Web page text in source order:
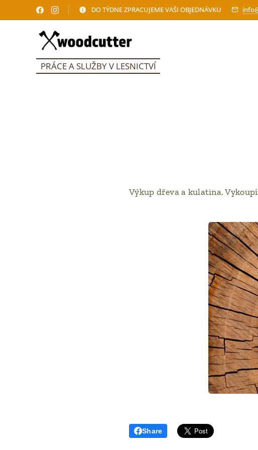
DO TÝDNE ZPRACUJEME VAŠI OBJEDNÁVKU
PRÁCE A SLUŽBY V LESNICTVÍ
Výkup dřeva a kulatina.
Share